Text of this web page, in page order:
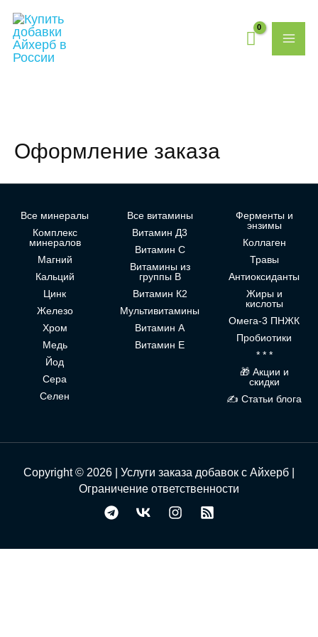
содержимому
Оформление заказа
Все минералы
Комплекс
минералов
Магний
Кальций
Цинк
Железо
Хром
Медь
Йод
Сера
Селен
Все витамины
Витамин Д3
Витамин С
Витамины из
группы В
Витамин К2
Мультивитамины
Витамин А
Витамин Е
Ферменты и
энзимы
Коллаген
Травы
Антиоксиданты
Жиры и
кислоты
Омега-3 ПНЖК
Пробиотики
* * *
🎁 Акции и
скидки
✍ Статьи блога
Copyright © 2026 | Услуги заказа добавок с Айхерб |
Ограничение ответственности